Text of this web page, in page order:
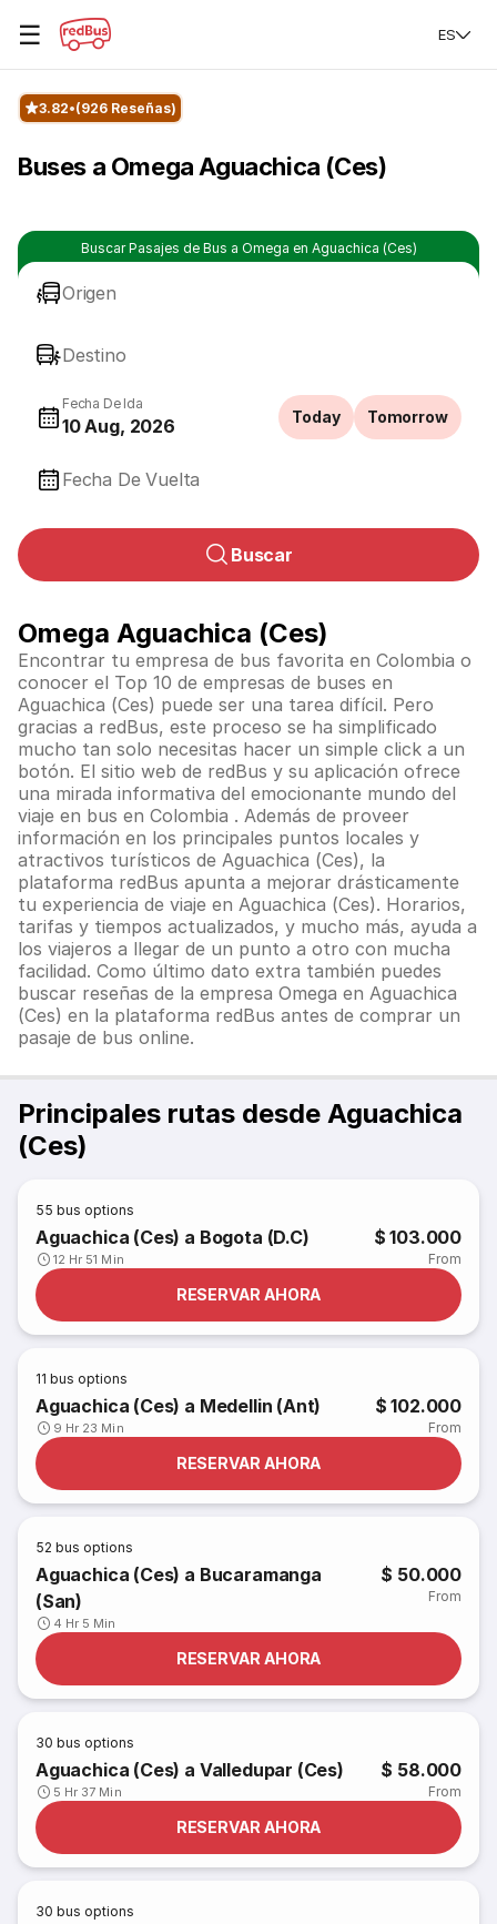
☰ ES
3.82 (926 Reseñas)
Buses a Omega Aguachica (Ces)
Buscar Pasajes de Bus a Omega en Aguachica (Ces)
Origen
Destino
Fecha De Ida
10 Aug, 2026 Today Tomorrow
Fecha De Vuelta
Buscar
Omega Aguachica (Ces)
Encontrar tu empresa de bus favorita en Colombia o
conocer el Top 10 de empresas de buses en
Aguachica (Ces) puede ser una tarea difícil. Pero
gracias a redBus, este proceso se ha simplificado
mucho tan solo necesitas hacer un simple click a un
botón. El sitio web de redBus y su aplicación ofrece
una mirada informativa del emocionante mundo del
viaje en bus en Colombia . Además de proveer
información en los principales puntos locales y
atractivos turísticos de Aguachica (Ces), la
plataforma redBus apunta a mejorar drásticamente
tu experiencia de viaje en Aguachica (Ces). Horarios,
tarifas y tiempos actualizados, y mucho más, ayuda a
los viajeros a llegar de un punto a otro con mucha
facilidad. Como último dato extra también puedes
buscar reseñas de la empresa Omega en Aguachica
(Ces) en la plataforma redBus antes de comprar un
pasaje de bus online.
Principales rutas desde Aguachica
(Ces)
55 bus options
Aguachica (Ces) a Bogota (D.C)
12 Hr 51 Min
$ 103.000
From
RESERVAR AHORA
11 bus options
Aguachica (Ces) a Medellin (Ant)
9 Hr 23 Min
$ 102.000
From
RESERVAR AHORA
52 bus options
Aguachica (Ces) a Bucaramanga
(San)
4 Hr 5 Min
$ 50.000
From
RESERVAR AHORA
30 bus options
Aguachica (Ces) a Valledupar (Ces)
5 Hr 37 Min
$ 58.000
From
RESERVAR AHORA
30 bus options